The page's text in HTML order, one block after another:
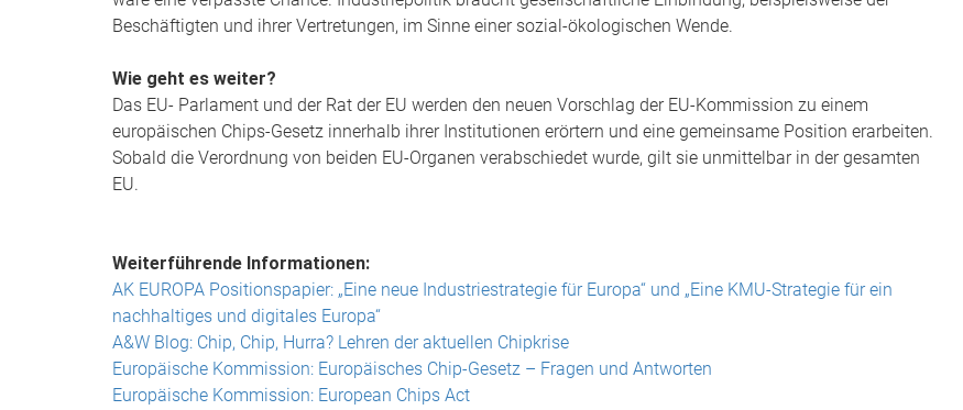
Beschäftigten und ihrer Vertretungen, im Sinne einer sozial-ökologischen Wende.
Wie geht es weiter?
Das EU- Parlament und der Rat der EU werden den neuen Vorschlag der EU-Kommission zu einem
europäischen Chips-Gesetz innerhalb ihrer Institutionen erörtern und eine gemeinsame Position erarbeiten.
Sobald die Verordnung von beiden EU-Organen verabschiedet wurde, gilt sie unmittelbar in der gesamten
EU.
Weiterführende Informationen:
AK EUROPA Positionspapier: „Eine neue Industriestrategie für Europa“ und „Eine KMU-Strategie für ein
nachhaltiges und digitales Europa“
A&W Blog: Chip, Chip, Hurra? Lehren der aktuellen Chipkrise
Europäische Kommission: Europäisches Chip-Gesetz – Fragen und Antworten
Europäische Kommission: European Chips Act